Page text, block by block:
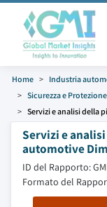
Home Industria
Sicurezza e
Servizi e analisi della
Servizi e
automotive
ID del Rapporto:
Formato del